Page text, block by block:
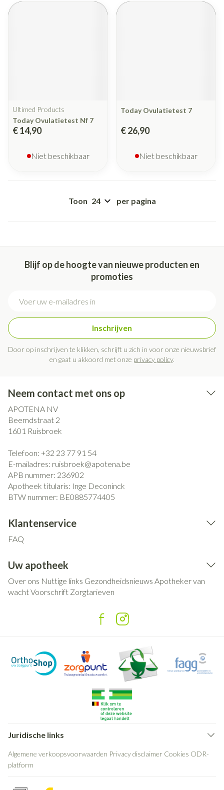
Ultimed Products
Today Ovulatietest Nf 7
€ 14,90
Niet beschikbaar
Today Ovulatietest 7
€ 26,90
Niet beschikbaar
Toon per pagina
Blijf op de hoogte van nieuwe producten en
promoties
Inschrijven
Door op inschrijven te klikken, schrijft u zich in voor onze nieuwsbrief
en gaat u akkoord met onze privacy policy.
Neem contact met ons op
APOTENA NV
Beemdstraat 2
1601 Ruisbroek
Telefoon: +32 23 77 91 54
E-mailadres: ruisbroek@apotena.be
APB nummer: 236902
Apotheek titularis: Inge Deconinck
BTW nummer: BE0885774405
Klantenservice
FAQ
Uw apotheek
Over ons Nuttige links Gezondheidsnieuws Apotheker van
wachtVoorschrift Zorgtarieven
Juridische links
Algemene verkoopsvoorwaarden Privacy disclaimer Cookies ODR-
platform